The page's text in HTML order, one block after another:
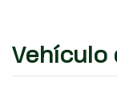
Vehículo